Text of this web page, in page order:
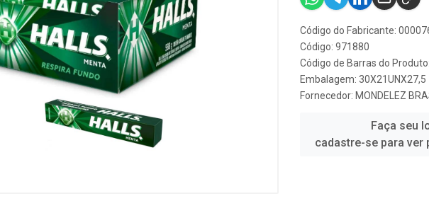
Código do Fabricante:
Código: 971880
Código de Barras do
Embalagem: 30X21UNX27,5
Fornecedor: MONDELEZ
Faça seu
cadastre-se para ver